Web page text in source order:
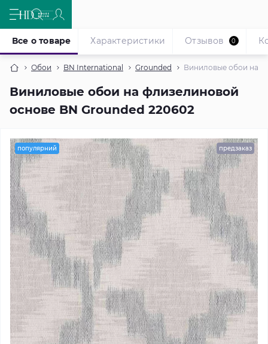
Обои BN International Grounded Виниловые обои на
Виниловые обои на флизелиновой
основе BN Grounded 220602
Все о товаре Характеристики Отзывов 0
популярний предзаказ